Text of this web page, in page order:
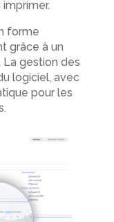
forme
grâce à un
gestion des
logiciel, avec
pour les